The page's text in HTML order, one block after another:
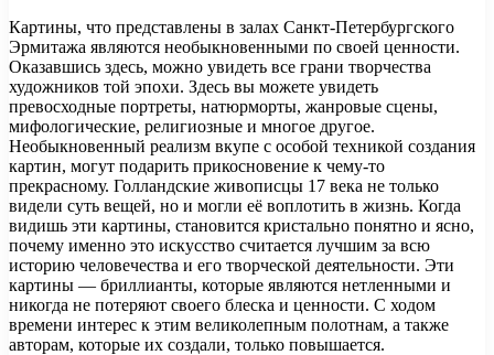
Картины, что представлены в залах Санкт-Петербургского
Эрмитажа являются необыкновенными по своей ценности.
Оказавшись здесь, можно увидеть все грани творчества
художников той эпохи. Здесь вы можете увидеть
превосходные портреты, натюрморты, жанровые сцены,
мифологические, религиозные и многое другое.
Необыкновенный реализм вкупе с особой техникой создания
картин, могут подарить прикосновение к чему-то
прекрасному. Голландские живописцы 17 века не только
видели суть вещей, но и могли её воплотить в жизнь. Когда
видишь эти картины, становится кристально понятно и ясно,
почему именно это искусство считается лучшим за всю
историю человечества и его творческой деятельности. Эти
картины — бриллианты, которые являются нетленными и
никогда не потеряют своего блеска и ценности. С ходом
времени интерес к этим великолепным полотнам, а также
авторам, которые их создали, только повышается.